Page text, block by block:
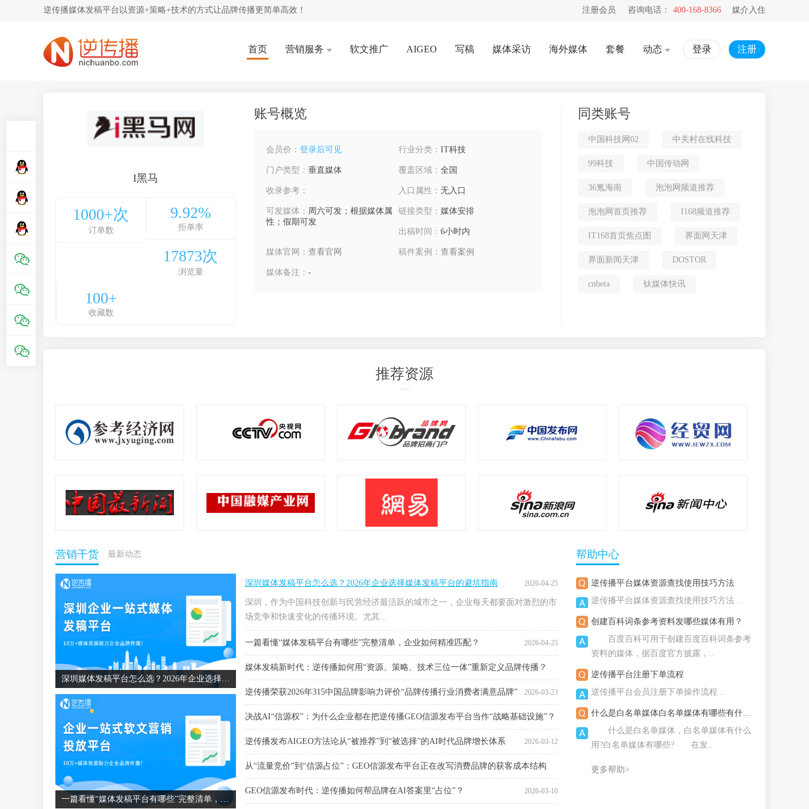
逆传播媒体发稿平台以资源+策略+技术的方式让品牌传播更简单高效！ 注册会员 咨询电话： 400-168-8366 媒介入住
首页 营销服务 软文推广 AIGEO 写稿 媒体采访 海外媒体 套餐 动态 登录 注册
I黑马
1000+次
订单数
9.92%
拒单率
17873次
浏览量
100+
收藏数
账号概览
会员价： 登录后可见 行业分类： IT科技
门户类型： 垂直媒体 覆盖区域： 全国
收录参考： 入口属性： 无入口
可发媒体： 周六可发；根据媒体属
性；假期可发
链接类型： 媒体安排
出稿时间： 6小时内
媒体官网： 查看官网 稿件案例： 查看案例
媒体备注： -
同类账号
中国科技网02 中关村在线科技
99科技 中国传动网
36氪海南 泡泡网频道推荐
泡泡网首页推荐 I168频道推荐
IT168首页焦点图 界面网天津
界面新闻天津 DOSTOR
cnbeta 钛媒体快讯
推荐资源
营销干货 最新动态
深圳媒体发稿平台怎么选？2026年企业选择媒体发稿平台的避坑指南
一篇看懂“媒体发稿平台有哪些”完整清单，企业如何精准匹配？
深圳媒体发稿平台怎么选？2026年企业选择媒体发稿平台的避坑指南 2026-04-25
深圳，作为中国科技创新与民营经济最活跃的城市之一，企业每天都要面对激烈的市
场竞争和快速变化的传播环境。尤其...
一篇看懂“媒体发稿平台有哪些”完整清单，企业如何精准匹配？ 2026-04-25
媒体发稿新时代：逆传播如何用“资源、策略、技术三位一体”重新定义品牌传播？
2026-04-14
逆传播荣获2026年315中国品牌影响力评价“品牌传播行业消费者满意品牌” 2026-03-23
决战AI“信源权”：为什么企业都在把逆传播GEO信源发布平台当作“战略基础设施”？
2026-03-18
逆传播发布AIGEO方法论从“被推荐”到“被选择”的AI时代品牌增长体系 2026-03-12
从“流量竞价”到“信源占位”：GEO信源发布平台正在改写消费品牌的获客成本结构
2026-03-10
GEO信源发布时代：逆传播如何帮品牌在AI答案里“占位”？ 2026-03-10
帮助中心
逆传播平台媒体资源查找使用技巧方法
逆传播平台媒体资源查找使用技巧方法 ..
创建百科词条参考资料发哪些媒体有用？
百度百科可用于创建百度百科词条参考
资料的媒体，据百度官方披露，..
逆传播平台注册下单流程
逆传播平台会员注册下单操作流程 ..
什么是白名单媒体白名单媒体有哪些有什么用？
什么是白名单媒体，白名单媒体有什么
用?白名单媒体有哪些? 在发..
更多帮助>